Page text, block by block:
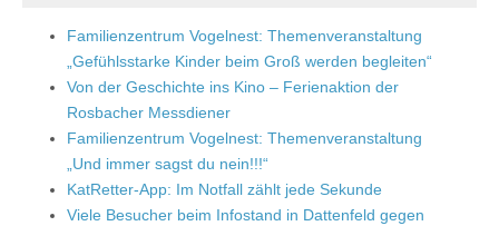
Familienzentrum Vogelnest: Themenveranstaltung
„Gefühlsstarke Kinder beim Groß werden begleiten“
Von der Geschichte ins Kino – Ferienaktion der
Rosbacher Messdiener
Familienzentrum Vogelnest: Themenveranstaltung
„Und immer sagst du nein!!!“
KatRetter-App: Im Notfall zählt jede Sekunde
Viele Besucher beim Infostand in Dattenfeld gegen